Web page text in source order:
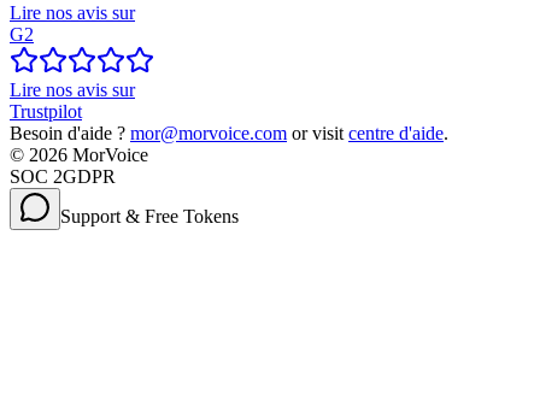
Lire nos avis sur
G2
Lire nos avis sur
Trustpilot
Besoin d'aide ? mor@morvoice.com or visit centre d'aide.
© 2026 MorVoice
SOC 2GDPR
Support & Free Tokens